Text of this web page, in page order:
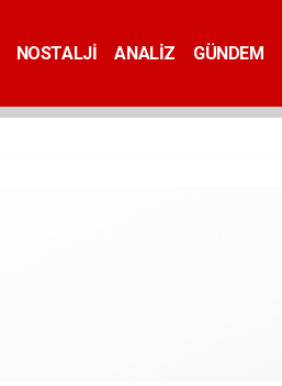
NOSTALJİ ANALİZ GÜNDEM